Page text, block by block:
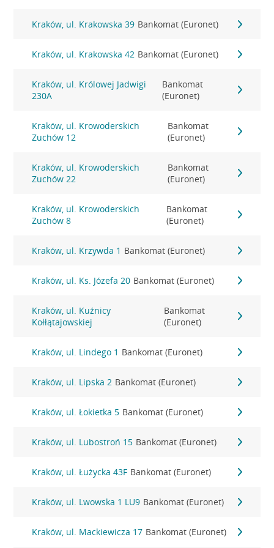
Kraków, ul. Krakowska 39 Bankomat (Euronet)
Kraków, ul. Krakowska 42 Bankomat (Euronet)
Kraków, ul. Królowej Jadwigi
230A
Bankomat
(Euronet)
Kraków, ul. Krowoderskich
Zuchów 12
Bankomat
(Euronet)
Kraków, ul. Krowoderskich
Zuchów 22
Bankomat
(Euronet)
Kraków, ul. Krowoderskich
Zuchów 8
Bankomat
(Euronet)
Kraków, ul. Krzywda 1 Bankomat (Euronet)
Kraków, ul. Ks. Józefa 20 Bankomat (Euronet)
Kraków, ul. Kuźnicy
Kołłątajowskiej
Bankomat
(Euronet)
Kraków, ul. Lindego 1 Bankomat (Euronet)
Kraków, ul. Lipska 2 Bankomat (Euronet)
Kraków, ul. Łokietka 5 Bankomat (Euronet)
Kraków, ul. Lubostroń 15 Bankomat (Euronet)
Kraków, ul. Łużycka 43F Bankomat (Euronet)
Kraków, ul. Lwowska 1 LU9 Bankomat (Euronet)
Kraków, ul. Mackiewicza 17 Bankomat (Euronet)